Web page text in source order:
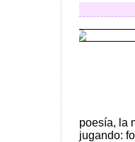
poesía, la
jugando: